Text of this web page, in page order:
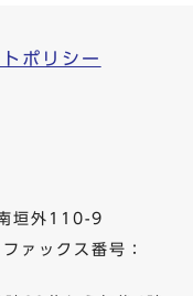
ポリシー
垣外110-9
ファックス番号：